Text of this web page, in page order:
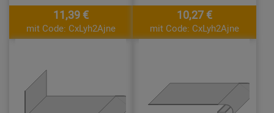
11,39 €
mit Code: CxLyh2Ajne
10,27 €
mit Code: CxLyh2Ajne